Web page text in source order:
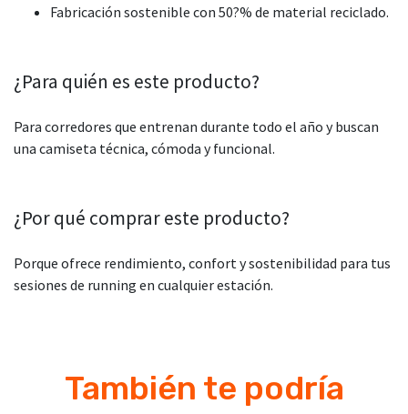
Fabricación sostenible con 50?% de material reciclado.
¿Para quién es este producto?
Para corredores que entrenan durante todo el año y buscan
una camiseta técnica, cómoda y funcional.
¿Por qué comprar este producto?
Porque ofrece rendimiento, confort y sostenibilidad para tus
sesiones de running en cualquier estación.
También te podría